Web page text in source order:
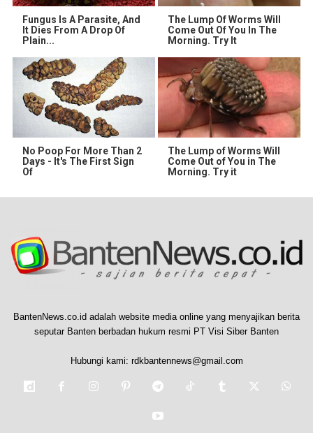
Fungus Is A Parasite, And
It Dies From A Drop Of
Plain...
The Lump Of Worms Will
Come Out Of You In The
Morning. Try It
No Poop For More Than 2
Days - It's The First Sign
Of
The Lump of Worms Will
Come Out of You in The
Morning. Try it
BantenNews.co.id adalah website media online yang menyajikan berita
seputar Banten berbadan hukum resmi PT Visi Siber Banten
Hubungi kami: rdkbantennews@gmail.com